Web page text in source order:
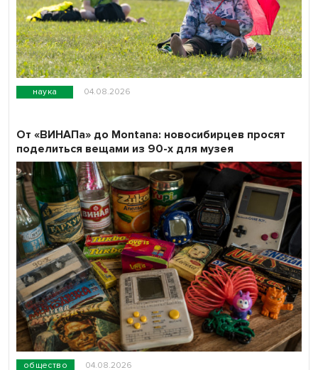
наука 04.08.2026
общество 04.08.2026
От «ВИНАПа» до Montana: новосибирцев просят
поделиться вещами из 90-х для музея